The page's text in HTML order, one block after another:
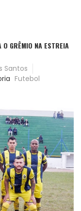
O GRÊMIO NA ESTREIA
Santos
Futebol